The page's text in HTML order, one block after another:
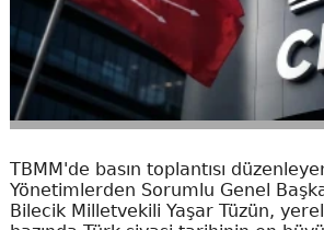
TBMM'de basın toplantısı
Yönetimlerden Sorumlu Genel
Bilecik Milletvekili Yaşar Tüzün,